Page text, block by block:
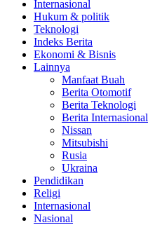
Internasional
Hukum & politik
Teknologi
Indeks Berita
Ekonomi & Bisnis
Lainnya
Manfaat Buah
Berita Otomotif
Berita Teknologi
Berita Internasional
Nissan
Mitsubishi
Rusia
Ukraina
Pendidikan
Religi
Internasional
Nasional